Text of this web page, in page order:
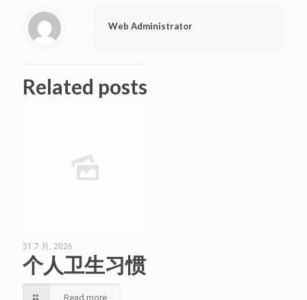
Web Administrator
Related posts
31 7 月, 2026
个人卫生习惯
Read more